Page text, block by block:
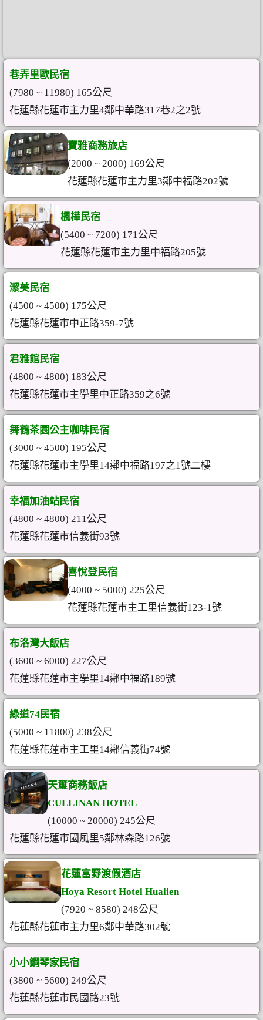
巷弄里歐民宿
(7980 ~ 11980) 165公尺
花蓮縣花蓮市主力里4鄰中華路317巷2之2號
寶雅商務旅店
(2000 ~ 2000) 169公尺
花蓮縣花蓮市主力里3鄰中福路202號
楓樺民宿
(5400 ~ 7200) 171公尺
花蓮縣花蓮市主力里中福路205號
潔美民宿
(4500 ~ 4500) 175公尺
花蓮縣花蓮市中正路359-7號
君雅館民宿
(4800 ~ 4800) 183公尺
花蓮縣花蓮市主學里中正路359之6號
舞鶴茶園公主咖啡民宿
(3000 ~ 4500) 195公尺
花蓮縣花蓮市主學里14鄰中福路197之1號二樓
幸福加油站民宿
(4800 ~ 4800) 211公尺
花蓮縣花蓮市信義街93號
喜悅登民宿
(4000 ~ 5000) 225公尺
花蓮縣花蓮市主工里信義街123-1號
布洛灣大飯店
(3600 ~ 6000) 227公尺
花蓮縣花蓮市主學里14鄰中福路189號
綠道74民宿
(5000 ~ 11800) 238公尺
花蓮縣花蓮市主工里14鄰信義街74號
天璽商務飯店
CULLINAN HOTEL
(10000 ~ 20000) 245公尺
花蓮縣花蓮市國風里5鄰林森路126號
花蓮富野渡假酒店
Hoya Resort Hotel Hualien
(7920 ~ 8580) 248公尺
花蓮縣花蓮市主力里6鄰中華路302號
小小鋼琴家民宿
(3800 ~ 5600) 249公尺
花蓮縣花蓮市民國路23號